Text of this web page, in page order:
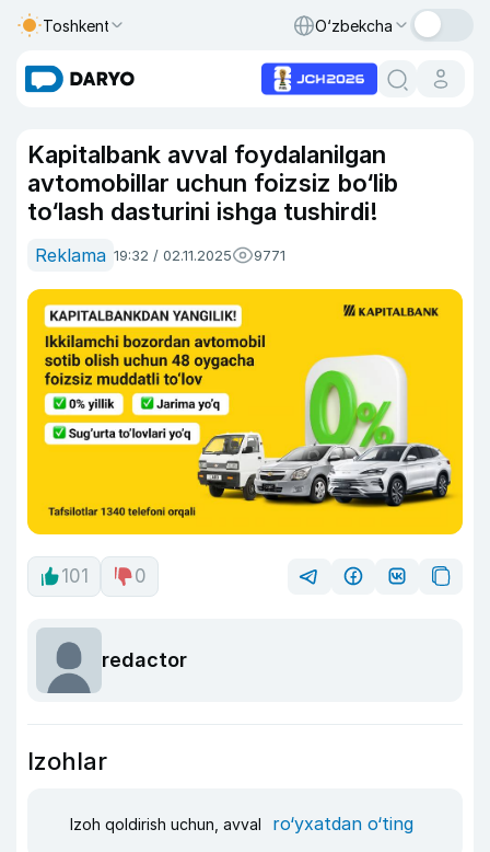
Toshkent O‘zbekcha
Kapitalbank avval foydalanilgan
avtomobillar uchun foizsiz bo‘lib
to‘lash dasturini ishga tushirdi!
Reklama 19:32 / 02.11.2025 9771
101 0
redactor
Izohlar
Izoh qoldirish uchun, avval ro‘yxatdan o‘ting